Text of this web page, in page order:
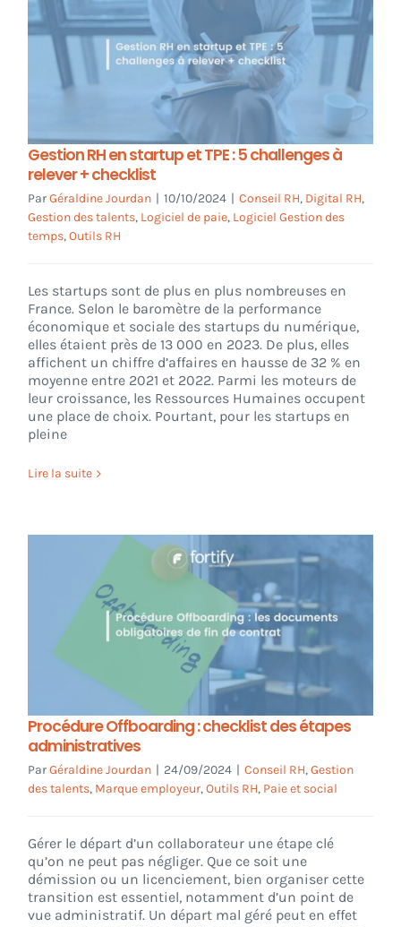
Gestion RH en startup et TPE : 5 challenges à
relever + checklist
ParGéraldine Jourdan | 10/10/2024 | Conseil RH, Digital RH,
Gestion des talents, Logiciel de paie, Logiciel Gestion des
temps,Outils RH
Les startups sont de plus en plus nombreuses en
France. Selon le baromètre de la performance
économique et sociale des startups du numérique,
elles étaient près de 13 000 en 2023. De plus, elles
affichent un chiffre d’affaires en hausse de 32 % en
moyenne entre 2021 et 2022. Parmi les moteurs de
leur croissance, les Ressources Humaines occupent
une place de choix. Pourtant, pour les startups en
pleine
Lire la suite
Procédure Offboarding : checklist des étapes
administratives
ParGéraldine Jourdan | 24/09/2024 | Conseil RH,Gestion
des talents, Marque employeur,Outils RH, Paie et social
Gérer le départ d’un collaborateur une étape clé
qu’on ne peut pas négliger. Que ce soit une
démission ou un licenciement, bien organiser cette
transition est essentiel, notamment d’un point de
vue administratif. Un départ mal géré peut en effet